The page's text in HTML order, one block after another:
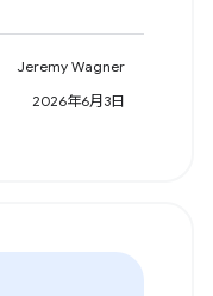
Jeremy Wagner
2026年6月3日